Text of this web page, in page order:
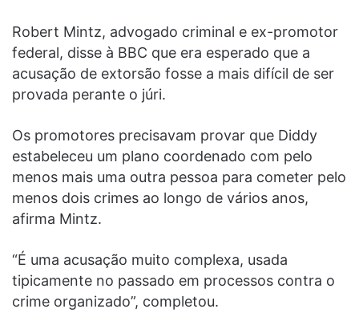
Robert Mintz, advogado criminal e ex-promotor
federal, disse à BBC que era esperado que a
acusação de extorsão fosse a mais difícil de ser
provada perante o júri.
Os promotores precisavam provar que Diddy
estabeleceu um plano coordenado com pelo
menos mais uma outra pessoa para cometer pelo
menos dois crimes ao longo de vários anos,
afirma Mintz.
“É uma acusação muito complexa, usada
tipicamente no passado em processos contra o
crime organizado”, completou.